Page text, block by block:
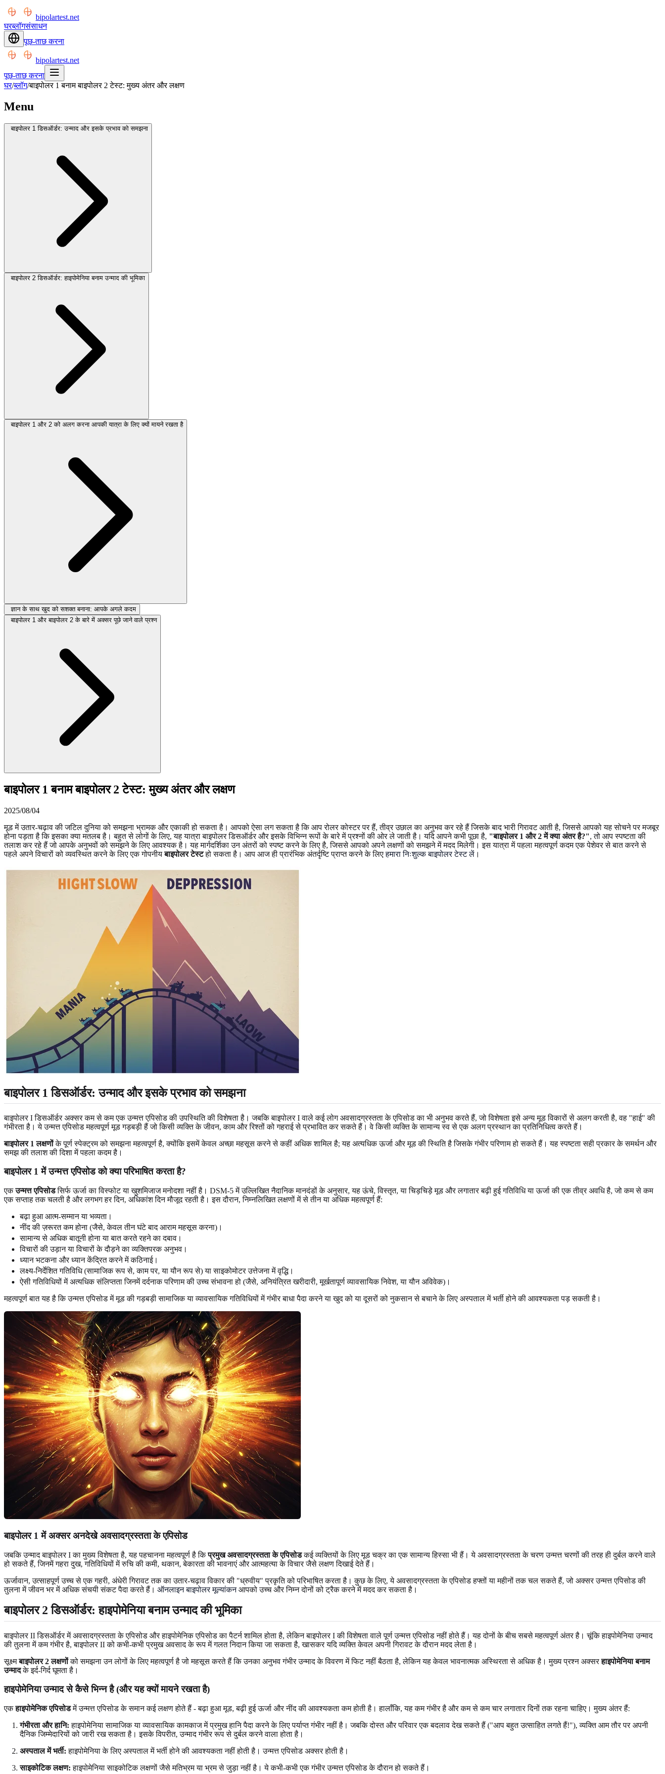
bipolartest.net
घरब्लॉगसंसाधन
पूछ-ताछ करना
bipolartest.net
पूछ-ताछ करना
घर/ब्लॉग/बाइपोलर 1 बनाम बाइपोलर 2 टेस्ट: मुख्य अंतर और लक्षण
Menu
बाइपोलर 1 डिसऑर्डर: उन्माद और इसके प्रभाव को समझना
बाइपोलर 2 डिसऑर्डर: हाइपोमेनिया बनाम उन्माद की भूमिका
बाइपोलर 1 और 2 को अलग करना आपकी यात्रा के लिए क्यों मायने रखता है
ज्ञान के साथ खुद को सशक्त बनाना: आपके अगले कदम
बाइपोलर 1 और बाइपोलर 2 के बारे में अक्सर पूछे जाने वाले प्रश्न
बाइपोलर 1 बनाम बाइपोलर 2 टेस्ट: मुख्य अंतर और लक्षण
2025/08/04
मूड में उतार-चढ़ाव की जटिल दुनिया को समझना भ्रामक और एकाकी हो सकता है। आपको ऐसा लग सकता है कि आप रोलर कोस्टर पर हैं, तीव्र उछाल का अनुभव कर रहे हैं जिसके बाद भारी गिरावट आती है, जिससे आपको यह सोचने पर मजबूर
होना पड़ता है कि इसका क्या मतलब है। बहुत से लोगों के लिए, यह यात्रा बाइपोलर डिसऑर्डर और इसके विभिन्न रूपों के बारे में प्रश्नों की ओर ले जाती है। यदि आपने कभी पूछा है, "बाइपोलर 1 और 2 में क्या अंतर है?", तो आप स्पष्टता की
तलाश कर रहे हैं जो आपके अनुभवों को समझने के लिए आवश्यक है। यह मार्गदर्शिका उन अंतरों को स्पष्ट करने के लिए है, जिससे आपको अपने लक्षणों को समझने में मदद मिलेगी। इस यात्रा में पहला महत्वपूर्ण कदम एक पेशेवर से बात करने से
पहले अपने विचारों को व्यवस्थित करने के लिए एक गोपनीयबाइपोलर टेस्टहो सकता है। आप आज ही प्रारंभिक अंतर्दृष्टि प्राप्त करने के लिएहमारा निःशुल्क बाइपोलर टेस्ट लें ।
बाइपोलर 1 डिसऑर्डर: उन्माद और इसके प्रभाव को समझना
बाइपोलर I डिसऑर्डर अक्सर कम से कम एक उन्मत्त एपिसोड की उपस्थिति की विशेषता है। जबकि बाइपोलर I वाले कई लोग अवसादग्रस्तता के एपिसोड का भी अनुभव करते हैं, जो विशेषता इसे अन्य मूड विकारों से अलग करती है, वह "हाई" की
गंभीरता है। ये उन्मत्त एपिसोड महत्वपूर्ण मूड गड़बड़ी हैं जो किसी व्यक्ति के जीवन, काम और रिश्तों को गहराई से प्रभावित कर सकते हैं। वे किसी व्यक्ति के सामान्य स्व से एक अलग प्रस्थान का प्रतिनिधित्व करते हैं।
बाइपोलर 1 लक्षणोंके पूर्ण स्पेक्ट्रम को समझना महत्वपूर्ण है, क्योंकि इसमें केवल अच्छा महसूस करने से कहीं अधिक शामिल है; यह अत्यधिक ऊर्जा और मूड की स्थिति है जिसके गंभीर परिणाम हो सकते हैं। यह स्पष्टता सही प्रकार के समर्थन और
समझ की तलाश की दिशा में पहला कदम है।
बाइपोलर 1 में उन्मत्त एपिसोड को क्या परिभाषित करता है?
एकउन्मत्त एपिसोडसिर्फ ऊर्जा का विस्फोट या खुशमिजाज मनोदशा नहीं है। DSM-5 में उल्लिखित नैदानिक ​​मानदंडों के अनुसार, यह ऊंचे, विस्तृत, या चिड़चिड़े मूड और लगातार बढ़ी हुई गतिविधि या ऊर्जा की एक तीव्र अवधि है, जो कम से कम
एक सप्ताह तक चलती है और लगभग हर दिन, अधिकांश दिन मौजूद रहती है। इस दौरान, निम्नलिखित लक्षणों में से तीन या अधिक महत्वपूर्ण हैं:
बढ़ा हुआ आत्म-सम्मान या भव्यता।
नींद की ज़रूरत कम होना (जैसे, केवल तीन घंटे बाद आराम महसूस करना)।
सामान्य से अधिक बातूनी होना या बात करते रहने का दबाव।
विचारों की उड़ान या विचारों के दौड़ने का व्यक्तिपरक अनुभव।
ध्यान भटकना और ध्यान केंद्रित करने में कठिनाई।
लक्ष्य-निर्देशित गतिविधि (सामाजिक रूप से, काम पर, या यौन रूप से) या साइकोमोटर उत्तेजना में वृद्धि।
ऐसी गतिविधियों में अत्यधिक संलिप्तता जिनमें दर्दनाक परिणाम की उच्च संभावना हो (जैसे, अनियंत्रित खरीदारी, मूर्खतापूर्ण व्यावसायिक निवेश, या यौन अविवेक)।
महत्वपूर्ण बात यह है कि उन्मत्त एपिसोड में मूड की गड़बड़ी सामाजिक या व्यावसायिक गतिविधियों में गंभीर बाधा पैदा करने या खुद को या दूसरों को नुकसान से बचाने के लिए अस्पताल में भर्ती होने की आवश्यकता पड़ सकती है।
बाइपोलर 1 में अक्सर अनदेखे अवसादग्रस्तता के एपिसोड
जबकि उन्माद बाइपोलर I का मुख्य विशेषता है, यह पहचानना महत्वपूर्ण है किप्रमुख अवसादग्रस्तता के एपिसोडकई व्यक्तियों के लिए मूड चक्र का एक सामान्य हिस्सा भी हैं। ये अवसादग्रस्तता के चरण उन्मत्त चरणों की तरह ही दुर्बल करने वाले
हो सकते हैं, जिनमें गहरा दुख, गतिविधियों में रुचि की कमी, थकान, बेकारता की भावनाएं और आत्महत्या के विचार जैसे लक्षण दिखाई देते हैं।
ऊर्जावान, उत्साहपूर्ण उच्च से एक गहरी, अंधेरी गिरावट तक का उतार-चढ़ाव विकार की "ध्रुवीय" प्रकृति को परिभाषित करता है। कुछ के लिए, ये अवसादग्रस्तता के एपिसोड हफ्तों या महीनों तक चल सकते हैं, जो अक्सर उन्मत्त एपिसोड की
तुलना में जीवन भर में अधिक संचयी संकट पैदा करते हैं। ऑनलाइन बाइपोलर मूल्यांकनआपको उच्च और निम्न दोनों को ट्रैक करने में मदद कर सकता है।
बाइपोलर 2 डिसऑर्डर: हाइपोमेनिया बनाम उन्माद की भूमिका
बाइपोलर II डिसऑर्डर में अवसादग्रस्तता के एपिसोड और हाइपोमेनिक एपिसोड का पैटर्न शामिल होता है, लेकिन बाइपोलर I की विशेषता वाले पूर्ण उन्मत्त एपिसोड नहीं होते हैं। यह दोनों के बीच सबसे महत्वपूर्ण अंतर है। चूंकि हाइपोमेनिया उन्माद
की तुलना में कम गंभीर है, बाइपोलर II को कभी-कभी प्रमुख अवसाद के रूप में गलत निदान किया जा सकता है, खासकर यदि व्यक्ति केवल अपनी गिरावट के दौरान मदद लेता है।
सूक्ष्मबाइपोलर 2 लक्षणोंको समझना उन लोगों के लिए महत्वपूर्ण है जो महसूस करते हैं कि उनका अनुभव गंभीर उन्माद के विवरण में फिट नहीं बैठता है, लेकिन यह केवल भावनात्मक अस्थिरता से अधिक है। मुख्य प्रश्न अक्सरहाइपोमेनिया बनाम
उन्मादके इर्द-गिर्द घूमता है।
हाइपोमेनिया उन्माद से कैसे भिन्न है (और यह क्यों मायने रखता है)
एकहाइपोमेनिक एपिसोडमें उन्मत्त एपिसोड के समान कई लक्षण होते हैं - बढ़ा हुआ मूड, बढ़ी हुई ऊर्जा और नींद की आवश्यकता कम होती है। हालाँकि, यह कम गंभीर है और कम से कम चार लगातार दिनों तक रहना चाहिए। मुख्य अंतर हैं:
गंभीरता और हानि: हाइपोमेनिया सामाजिक या व्यावसायिक कामकाज में प्रमुख हानि पैदा करने के लिए पर्याप्त गंभीर नहीं है। जबकि दोस्त और परिवार एक बदलाव देख सकते हैं ("आप बहुत उत्साहित लगते हैं!"), व्यक्ति आम तौर पर अपनी
दैनिक जिम्मेदारियों को जारी रख सकता है। इसके विपरीत, उन्माद गंभीर रूप से दुर्बल करने वाला होता है।
अस्पताल में भर्ती: हाइपोमेनिया के लिए अस्पताल में भर्ती होने की आवश्यकता नहीं होती है। उन्मत्त एपिसोड अक्सर होती है।
साइकोटिक लक्षण: हाइपोमेनिया साइकोटिक लक्षणों जैसे मतिभ्रम या भ्रम से जुड़ा नहीं है। ये कभी-कभी एक गंभीर उन्मत्त एपिसोड के दौरान हो सकते हैं।